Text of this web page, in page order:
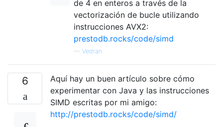
de 4 en enteros a través de la
vectorización de bucle utilizando
instrucciones AVX2:
prestodb.rocks/code/simd
— Vedran
6
Aquí hay un buen artículo sobre cómo
experimentar con Java y las instrucciones
SIMD escritas por mi amigo:
http://prestodb.rocks/code/simd/